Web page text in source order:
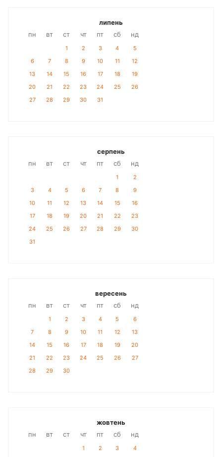
липень
пн
вт ст чт пт сб нд
1 2 3 4
5
6
7 8 9 10 11
12
13
14 15 16 17 18
19
20
21 22 23 24 25
26
27
28 29 30 31
серпень
пн
вт ст чт пт сб нд
1
2
3
4 5 6 7 8
9
10
11 12 13 14 15
16
17
18 19 20 21 22
23
24
25 26 27 28 29
30
31
вересень
пн
вт ст чт пт сб нд
1 2 3 4 5
6
7
8 9 10 11 12
13
14
15 16 17 18 19
20
21
22 23 24 25 26
27
28
29 30
жовтень
пн
вт ст чт пт сб нд
1 2 3
4